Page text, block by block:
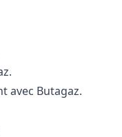
avec Butagaz.